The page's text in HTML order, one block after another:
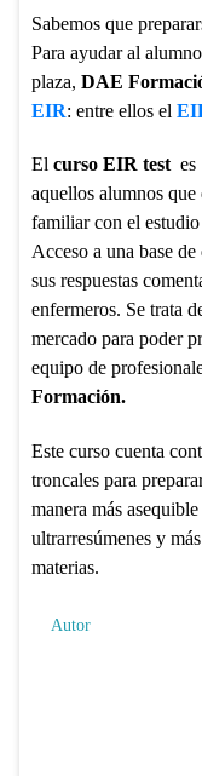
Sabemos que
Para ayudar al
plaza, DAE
EIR: entre ellos el
El curso EIR testes
aquellos alumnos
familiar con el
Acceso a una base
sus respuestas
enfermeros. Se trata
mercado para poder
equipo de
Formación.
Este curso cuenta
troncales para
manera más
ultrarresúmenes y
materias.
Autor